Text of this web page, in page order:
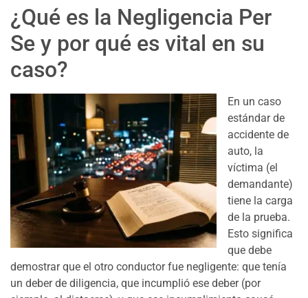
¿Qué es la Negligencia Per
Se y por qué es vital en su
caso?
En un caso
estándar de
accidente de
auto, la
víctima (el
demandante)
tiene la carga
de la prueba.
Esto significa
que debe
demostrar que el otro conductor fue negligente: que tenía
un deber de diligencia, que incumplió ese deber (por